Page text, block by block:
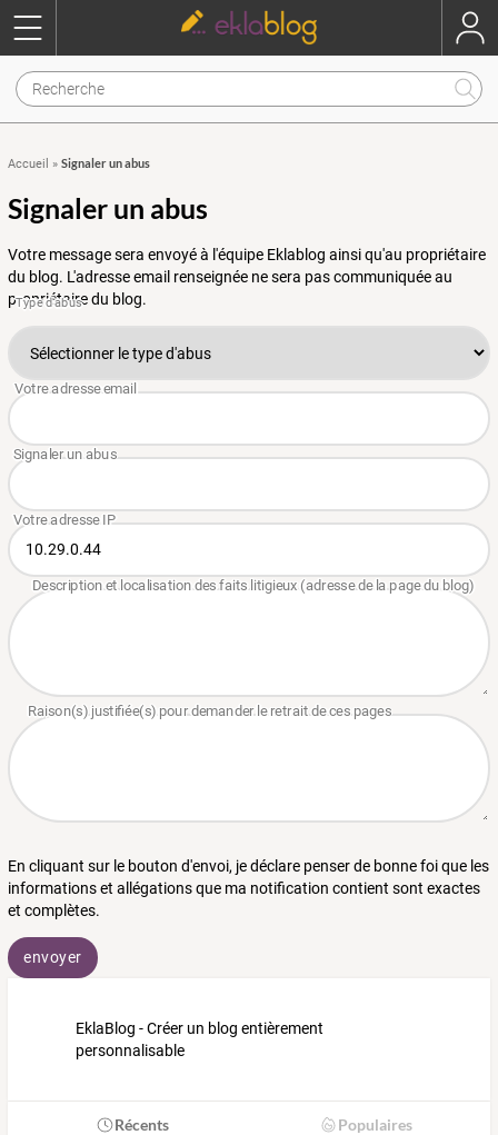
Accueil » Signaler un abus
Signaler un abus
Votre message sera envoyé à l'équipe Eklablog ainsi qu'au propriétaire
du blog. L'adresse email renseignée ne sera pas communiquée au
propriétaire du blog.
En cliquant sur le bouton d'envoi, je déclare penser de bonne foi que les
informations et allégations que ma notification contient sont exactes
et complètes.
envoyer
EklaBlog - Créer un blog entièrement
personnalisable
Récents Populaires